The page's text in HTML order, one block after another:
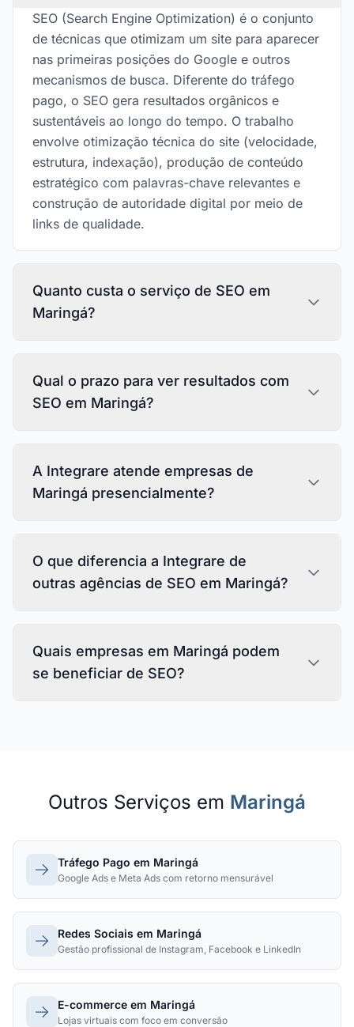
SEO (Search Engine Optimization) é o conjunto
de técnicas que otimizam um site para aparecer
nas primeiras posições do Google e outros
mecanismos de busca. Diferente do tráfego
pago, o SEO gera resultados orgânicos e
sustentáveis ao longo do tempo. O trabalho
envolve otimização técnica do site (velocidade,
estrutura, indexação), produção de conteúdo
estratégico com palavras-chave relevantes e
construção de autoridade digital por meio de
links de qualidade.
Quanto custa o serviço de SEO em
Maringá?
Qual o prazo para ver resultados com
SEO em Maringá?
A Integrare atende empresas de
Maringá presencialmente?
O que diferencia a Integrare de
outras agências de SEO em Maringá?
Quais empresas em Maringá podem
se beneficiar de SEO?
Outros Serviços em Maringá
Tráfego Pago em Maringá
Google Ads e Meta Ads com retorno mensurável
Redes Sociais em Maringá
Gestão profissional de Instagram, Facebook e LinkedIn
E-commerce em Maringá
Lojas virtuais com foco em conversão